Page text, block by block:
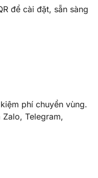
để cài đặt, sẵn sàng
phí chuyển vùng.
Telegram,